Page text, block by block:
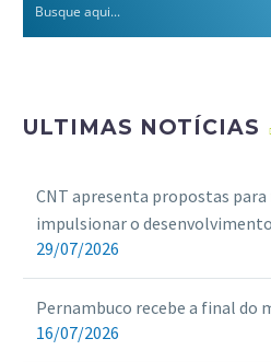
ULTIMAS NOTÍCIAS
CNT apresenta propostas
impulsionar o
29/07/2026
Pernambuco recebe a final
16/07/2026